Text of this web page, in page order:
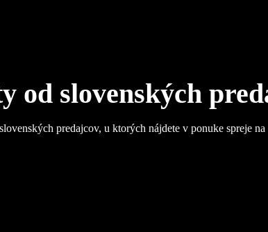
od slovenských
predajcov, u ktorých nájdete v ponuke spreje